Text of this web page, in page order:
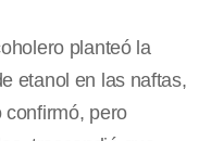
planteó la
etanol en las naftas,
confirmó, pero